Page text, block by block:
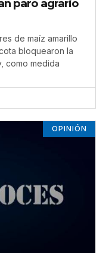
paro agrario
de maíz amarillo
bloquearon la
como medida
OPINIÓN